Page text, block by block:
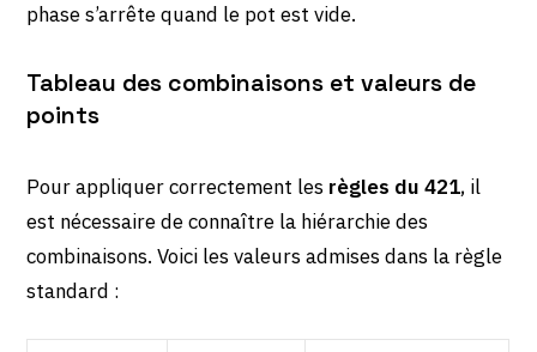
phase s’arrête quand le pot est vide.
Tableau des combinaisons et valeurs de
points
Pour appliquer correctement les règles du 421, il
est nécessaire de connaître la hiérarchie des
combinaisons. Voici les valeurs admises dans la règle
standard :